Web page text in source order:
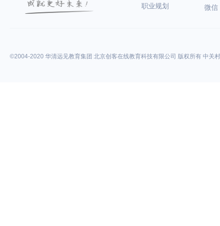
职业规划
微信
©2004-2020 华清远见教育集团 北京创客在线教育科技有限公司 版权所有 中关